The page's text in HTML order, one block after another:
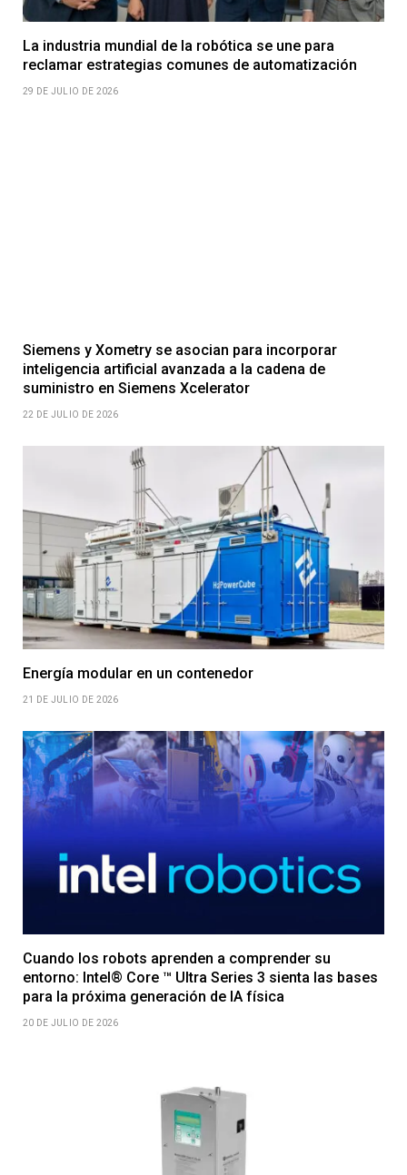
La industria mundial de la robótica se une para
reclamar estrategias comunes de automatización
29 DE JULIO DE 2026
Siemens y Xometry se asocian para incorporar
inteligencia artificial avanzada a la cadena de
suministro en Siemens Xcelerator
22 DE JULIO DE 2026
Energía modular en un contenedor
21 DE JULIO DE 2026
Cuando los robots aprenden a comprender su
entorno: Intel® Core ™ Ultra Series 3 sienta las bases
para la próxima generación de IA física
20 DE JULIO DE 2026